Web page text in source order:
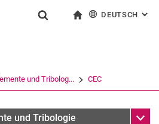
Springe direkt zu: Inhalt
Springe direkt zu: Suche
Springe direkt zu:
(öffnet externen Link in einem
DEUTSCH :
und Tribolog... CEC
und Tribologie